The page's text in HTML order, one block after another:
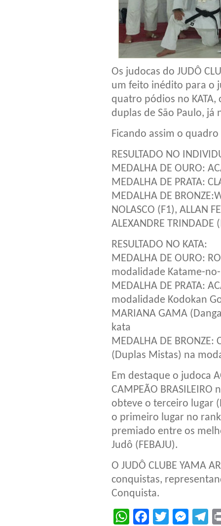
Os judocas do JUDÔ
um feito inédito para o
quatro pódios no
duplas de São Paulo,
Ficando assim o
RESULTADO NO
MEDALHA DE OURO:
MEDALHA DE PRATA:
MEDALHA DE
NOLASCO (F1), ALLAN
ALEXANDRE TRINDADE
RESULTADO NO KATA:
MEDALHA DE OURO:
modalidade Katame-
MEDALHA DE PRATA:
modalidade Kodokan
MARIANA GAMA
kata
MEDALHA DE BRONZE:
(Duplas Mistas) na
Em destaque o judoca
CAMPEÃO BRASILEIRO
obteve o terceiro lugar
o primeiro lugar no
premiado entre os
Judô (FEBAJU).
O JUDÔ CLUBE YAMA
conquistas,
Conquista.
WhatsApp
Facebook
Twitter